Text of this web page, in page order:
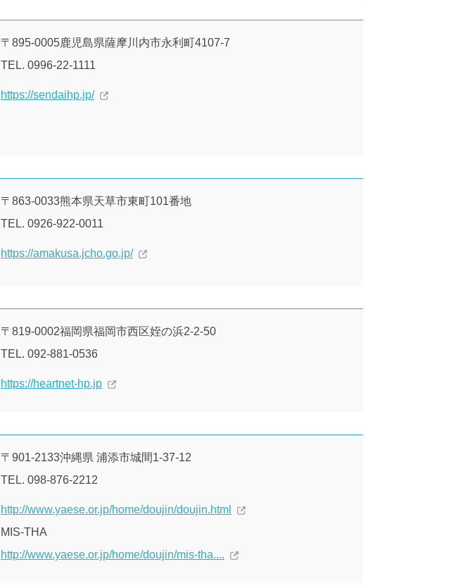
〒895-0005鹿児島県薩摩川内市永利町4107-7
TEL. 0996-22-1111
https://sendaihp.jp/
〒863-0033熊本県天草市東町101番地
TEL. 0926-922-0011
https://amakusa.jcho.go.jp/
〒819-0002福岡県福岡市西区姪の浜2-2-50
TEL. 092-881-0536
https://heartnet-hp.jp
〒901-2133沖縄県 浦添市城間1-37-12
TEL. 098-876-2212
http://www.yaese.or.jp/home/doujin/doujin.html
MIS-THA
http://www.yaese.or.jp/home/doujin/mis-tha....